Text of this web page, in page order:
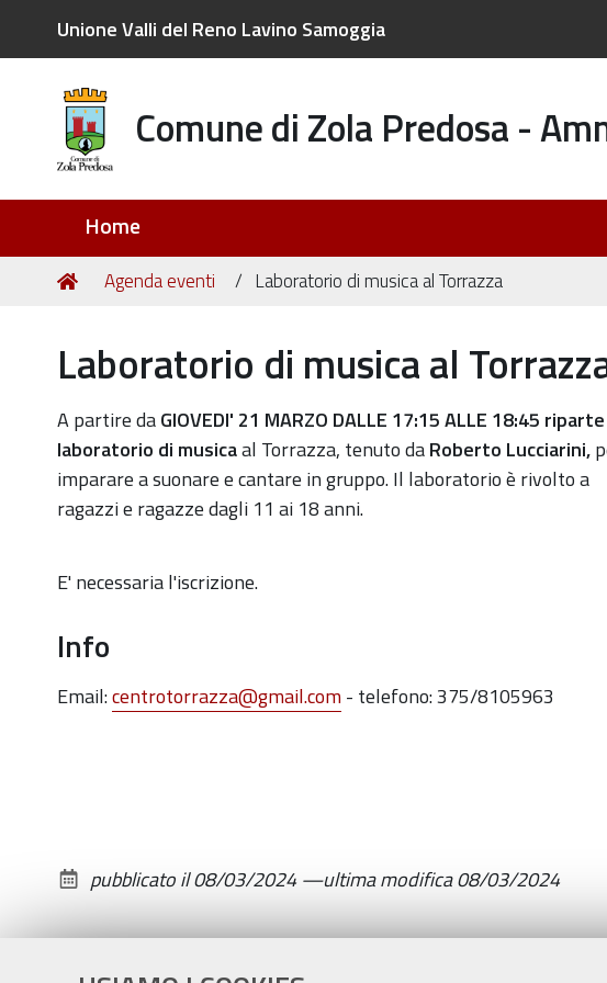
Unione Valli del Reno Lavino Samoggia
Comune di Zola Predosa -
Home
Tu
Home
Agenda eventi Laboratorio di musica al Torrazza
Laboratorio di musica al
https://old.comune.zolapredosa.bo.it/events/laboratorio-
di-
musica-
al-
di
musica
al
Torrazza
03-
A partire daGIOVEDI' 21 MARZO DALLE 17:15 ALLE 18:45
laboratorio di musicaal Torrazza, tenuto daRoberto Lucciarini,
imparare a suonare e cantare in gruppo. Il laboratorio è rivolto a
ragazzi e ragazze dagli 11 ai 18 anni.
E' necessaria l'iscrizione.
Info
Email:centrotorrazza@gmail.com- telefono: 375/8105963
pubblicato il08/03/2024—ultima modifica08/03/2024